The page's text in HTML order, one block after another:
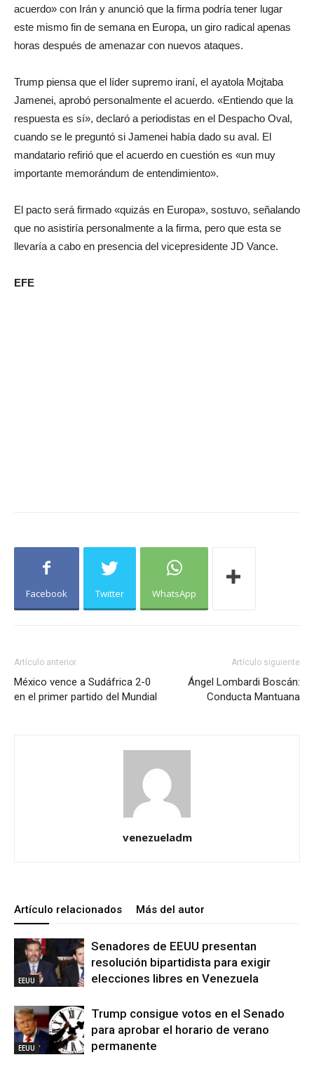
acuerdo» con Irán y anunció que la firma podría tener lugar
este mismo fin de semana en Europa, un giro radical apenas
horas después de amenazar con nuevos ataques.
Trump piensa que el líder supremo iraní, el ayatola Mojtaba
Jamenei, aprobó personalmente el acuerdo. «Entiendo que la
respuesta es sí», declaró a periodistas en el Despacho Oval,
cuando se le preguntó si Jamenei había dado su aval. El
mandatario refirió que el acuerdo en cuestión es «un muy
importante memorándum de entendimiento».
El pacto será firmado «quizás en Europa», sostuvo, señalando
que no asistiría personalmente a la firma, pero que esta se
llevaría a cabo en presencia del vicepresidente JD Vance.
EFE
Facebook Twitter WhatsApp
Artículo anterior
México vence a Sudáfrica 2-0
en el primer partido del Mundial
Artículo siguiente
Ángel Lombardi Boscán:
Conducta Mantuana
venezueladm
Artículo relacionados Más del autor
EEUU
Senadores de EEUU presentan
resolución bipartidista para exigir
elecciones libres en Venezuela
EEUU
Trump consigue votos en el Senado
para aprobar el horario de verano
permanente